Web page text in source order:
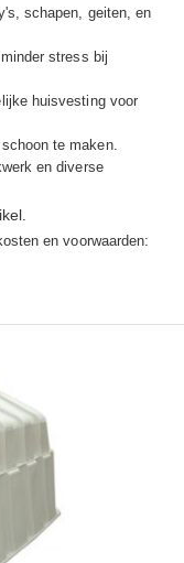
schapen, geiten, en
stress bij
huisvesting voor
te maken.
en diverse
en voorwaarden: